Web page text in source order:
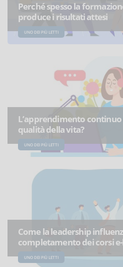
Perché spesso la
produce i risultati attesi
UNO DEI PIÙ LETTI
L’apprendimento
qualità della vita?
UNO DEI PIÙ LETTI
Come la leadership
completamento dei corsi
UNO DEI PIÙ LETTI